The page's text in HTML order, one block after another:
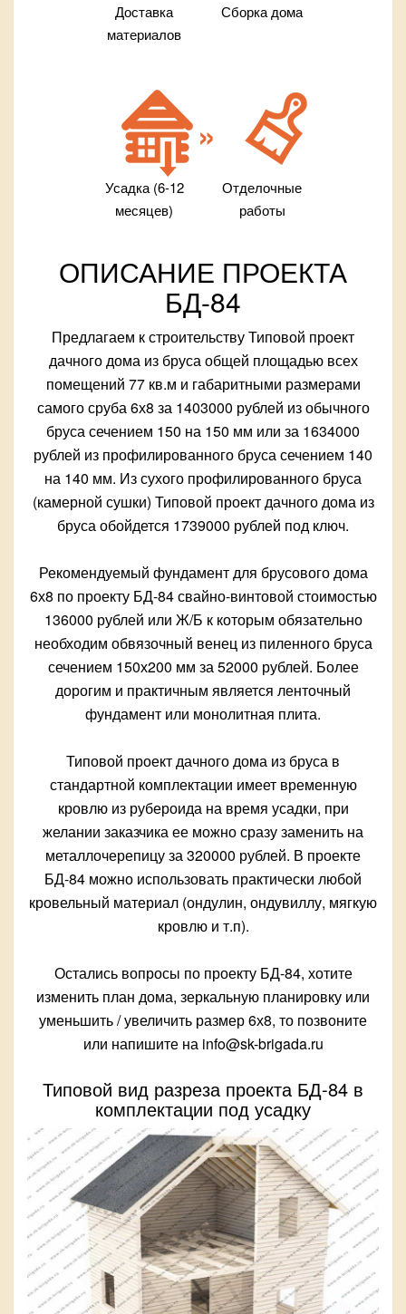
Доставка
материалов
Сборка дома
Усадка (6-12
месяцев)
Отделочные
работы
ОПИСАНИЕ ПРОЕКТА
БД-84
Предлагаем к строительству Типовой проект
дачного дома из бруса общей площадью всех
помещений 77 кв.м и габаритными размерами
самого сруба 6х8 за 1403000 рублей из обычного
бруса сечением 150 на 150 мм или за 1634000
рублей из профилированного бруса сечением 140
на 140 мм. Из сухого профилированного бруса
(камерной сушки) Типовой проект дачного дома из
бруса обойдется 1739000 рублей под ключ.
Рекомендуемый фундамент для брусового дома
6х8 по проекту БД-84 свайно-винтовой стоимостью
136000 рублей или Ж/Б к которым обязательно
необходим обвязочный венец из пиленного бруса
сечением 150х200 мм за 52000 рублей. Более
дорогим и практичным является ленточный
фундамент или монолитная плита.
Типовой проект дачного дома из бруса в
стандартной комплектации имеет временную
кровлю из рубероида на время усадки, при
желании заказчика ее можно сразу заменить на
металлочерепицу за 320000 рублей. В проекте
БД-84 можно использовать практически любой
кровельный материал (ондулин, ондувиллу, мягкую
кровлю и т.п).
Остались вопросы по проекту БД-84, хотите
изменить план дома, зеркальную планировку или
уменьшить / увеличить размер 6х8, то позвоните
или напишите на info@sk-brigada.ru
Типовой вид разреза проекта БД-84 в
комплектации под усадку